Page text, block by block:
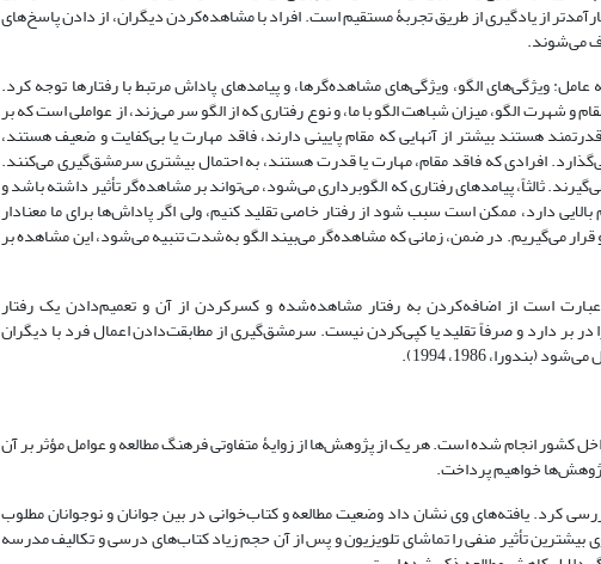
(1986) یادگیری مشاهده‌ای بسیار کارآمدتر از یادگیری از طریق تجربۀ مستقیم است. افراد با مشاهده‌کردن دیگران، از دادن پاسخ‌های
می‌شوند.
مناسب، باید به سه عامل: ویژگی‌های الگو، ویژگی‌های مشاهده‌گرها، و پیامدهای پاداش مرتبط با رفتارها توجه کرد.
و شهرت الگو، میزان شباهت الگو با ما، و نوع رفتاری که از الگو سر می‌زند، از عواملی است که بر
هستند بیشتر از آنهایی که مقام پایینی دارند، فاقد مهارت یا بی‌کفایت و ضعیف هستند،
افرادی که فاقد مقام، مهارت یا قدرت هستند، به احتمال بیشتری سرمشق‌گیری می‌کنند.
ثالثاً، پیامدهای رفتاری که الگوبرداری می‌شود، می‌تواند بر مشاهده‌گر تأثیر داشته باشد و
دارد، ممکن است سبب شود از رفتار خاصی تقلید کنیم، ولی اگر پاداش‌ها برای ما معنادار
قرار می‌گیریم. در ضمن، زمانی که مشاهده‌گر می‌بیند الگو به‌شدت تنبیه می‌شود، این مشاهده بر
است از اضافه‌کردن به رفتار مشاهده‌شده و کسرکردن از آن و تعمیم‌دادن یک رفتار
دارد و صرفاً تقلید یا کپی‌کردن نیست. سرمشق‌گیری از مطابقت‌دادن اعمال فرد با دیگران
1986، 1994).
کشور انجام شده‌ است. هر یک از پژوهش‌ها از زوایۀ متفاوتی فرهنگ مطالعه و عوامل مؤثر بر آن
پژوهش‌ها خواهیم پرداخت.
را بررسی کرد. یافته‌های وی نشان داد وضعیت مطالعه و کتاب‌خوانی در بین جوانان و نوجوانان مطلوب
تأثیر منفی را تماشای تلویزیون و پس از آن حجم زیاد کتاب‌های درسی و تکالیف مدرسه